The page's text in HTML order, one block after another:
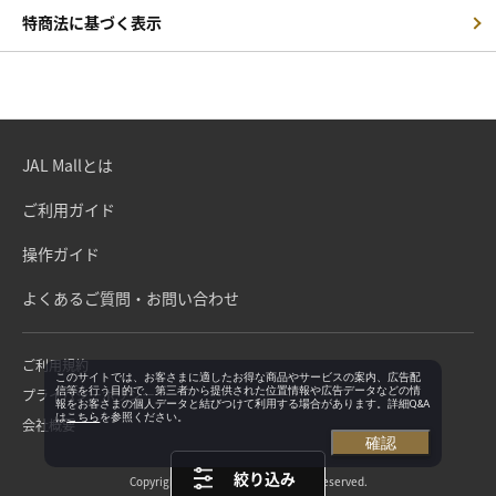
絞り込み
特商法に基づく表示
JAL Mallとは
ご利用ガイド
操作ガイド
よくあるご質問・お問い合わせ
ご利用規約
プライバシーポリシー
会社概要
Copyright©Japan Airlines. All rights reserved.
このサイトでは、お客さまに適したお得な商品やサービスの案内、広告配
信等を行う目的で、第三者から提供された位置情報や広告データなどの情
報をお客さまの個人データと結びつけて利用する場合があります。詳細Q&A
はこちらを参照ください。
確認